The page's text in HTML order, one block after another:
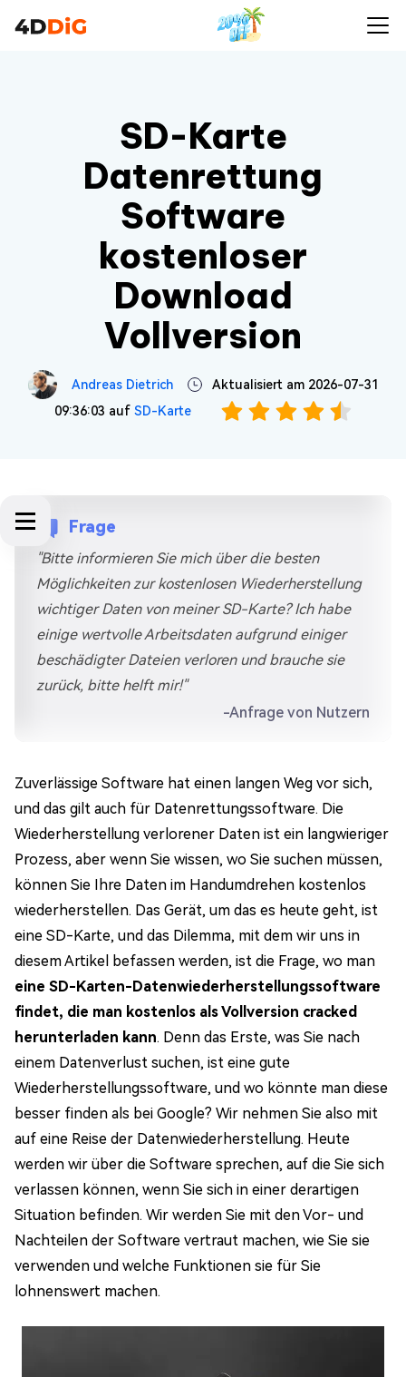
SD-Karte
Datenrettung
Software
kostenloser
Download
Vollversion
Andreas Dietrich
Aktualisiert am 2026-07-31
09:36:03 auf SD-Karte
Frage
"Bitte informieren Sie mich über die besten
Möglichkeiten zur kostenlosen Wiederherstellung
wichtiger Daten von meiner SD-Karte? Ich habe
einige wertvolle Arbeitsdaten aufgrund einiger
beschädigter Dateien verloren und brauche sie
zurück, bitte helft mir!"
-Anfrage von Nutzern
Zuverlässige Software hat einen langen Weg vor sich,
und das gilt auch für Datenrettungssoftware. Die
Wiederherstellung verlorener Daten ist ein langwieriger
Prozess, aber wenn Sie wissen, wo Sie suchen müssen,
können Sie Ihre Daten im Handumdrehen kostenlos
wiederherstellen. Das Gerät, um das es heute geht, ist
eine SD-Karte, und das Dilemma, mit dem wir uns in
diesem Artikel befassen werden, ist die Frage, wo man
eine SD-Karten-Datenwiederherstellungssoftware
findet, die man kostenlos als Vollversion cracked
herunterladen kann. Denn das Erste, was Sie nach
einem Datenverlust suchen, ist eine gute
Wiederherstellungssoftware, und wo könnte man diese
besser finden als bei Google? Wir nehmen Sie also mit
auf eine Reise der Datenwiederherstellung. Heute
werden wir über die Software sprechen, auf die Sie sich
verlassen können, wenn Sie sich in einer derartigen
Situation befinden. Wir werden Sie mit den Vor- und
Nachteilen der Software vertraut machen, wie Sie sie
verwenden und welche Funktionen sie für Sie
lohnenswert machen.